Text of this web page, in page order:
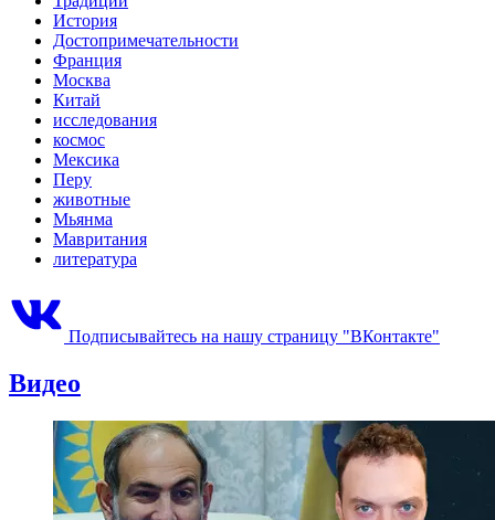
История
Достопримечательности
Франция
Москва
Китай
исследования
космос
Мексика
Перу
животные
Мьянма
Мавритания
литература
Подписывайтесь на нашу страницу "ВКонтакте"
Видео